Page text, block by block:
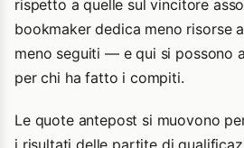
rispetto a quelle sul vincitore
bookmaker dedica meno risorse
meno seguiti — e qui si possono
per chi ha fatto i compiti.
Le quote antepost si muovono
i risultati delle partite di